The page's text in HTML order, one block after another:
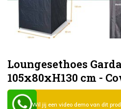
Loungesethoes
105x80xH130 cm -
Wil jij een video demo van dit